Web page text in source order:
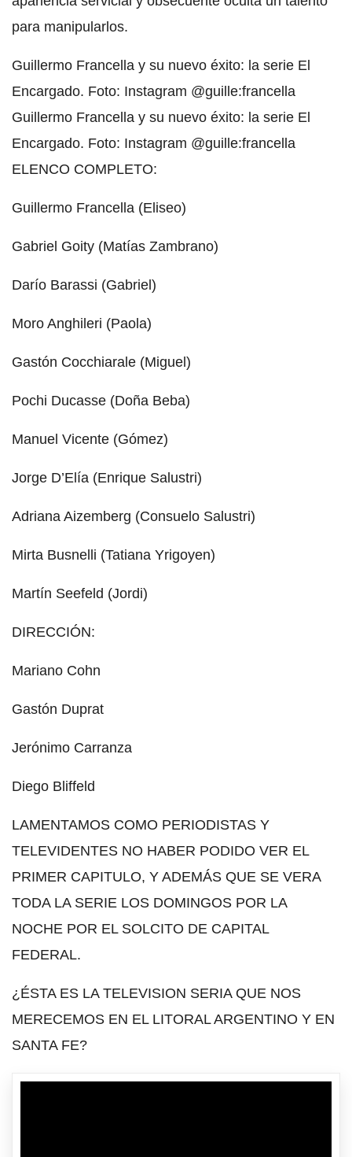
para manipularlos.
Guillermo Francella y su nuevo éxito: la serie El
Encargado. Foto: Instagram @guille:francella
Guillermo Francella y su nuevo éxito: la serie El
Encargado. Foto: Instagram @guille:francella
ELENCO COMPLETO:
Guillermo Francella (Eliseo)
Gabriel Goity (Matías Zambrano)
Darío Barassi (Gabriel)
Moro Anghileri (Paola)
Gastón Cocchiarale (Miguel)
Pochi Ducasse (Doña Beba)
Manuel Vicente (Gómez)
Jorge D’Elía (Enrique Salustri)
Adriana Aizemberg (Consuelo Salustri)
Mirta Busnelli (Tatiana Yrigoyen)
Martín Seefeld (Jordi)
DIRECCIÓN:
Mariano Cohn
Gastón Duprat
Jerónimo Carranza
Diego Bliffeld
LAMENTAMOS COMO PERIODISTAS Y
TELEVIDENTES NO HABER PODIDO VER EL
PRIMER CAPITULO, Y ADEMÁS QUE SE VERA
TODA LA SERIE LOS DOMINGOS POR LA
NOCHE POR EL SOLCITO DE CAPITAL
FEDERAL.
¿ÉSTA ES LA TELEVISION SERIA QUE NOS
MERECEMOS EN EL LITORAL ARGENTINO Y EN
SANTA FE?